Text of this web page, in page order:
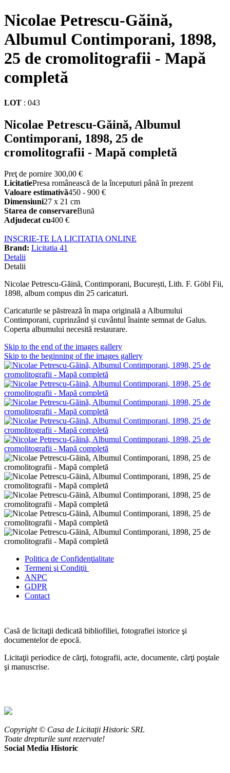
Nicolae Petrescu-Găină,
Albumul Contimporani, 1898,
25 de cromolitografii - Mapă
completă
LOT : 043
Nicolae Petrescu-Găină, Albumul
Contimporani, 1898, 25 de
cromolitografii - Mapă completă
Preţ de pornire 300,00 €
LicitatiePresa românească de la începuturi până în prezent
Valoare estimativă450 - 900 €
Dimensiuni27 x 21 cm
Starea de conservareBună
Adjudecat cu400 €
INSCRIE-TE LA LICITATIA ONLINE
Brand: Licitatia 41
Detalii
Detalii
Nicolae Petrescu-Găină, Contimporani, București, Lith. F. Göbl Fii,
1898, album compus din 25 caricaturi.
Caricaturile se păstrează în mapa originală a Albumului
Contimporani, cuprinzând și cuvântul înainte semnat de Galus.
Coperta albumului necesită restaurare.
Skip to the end of the images gallery
Skip to the beginning of the images gallery
Politica de Confidenţialitate
Termeni şi Condiţii
ANPC
GDPR
Contact
Casă de licitaţii dedicată bibliofiliei, fotografiei istorice şi
documentelor de epocă.
Licitaţii periodice de cărţi, fotografii, acte, documente, cărţi poştale
şi manuscrise.
Copyright © Casa de Licitaţii Historic SRL
Toate drepturile sunt rezervate!
Social Media Historic